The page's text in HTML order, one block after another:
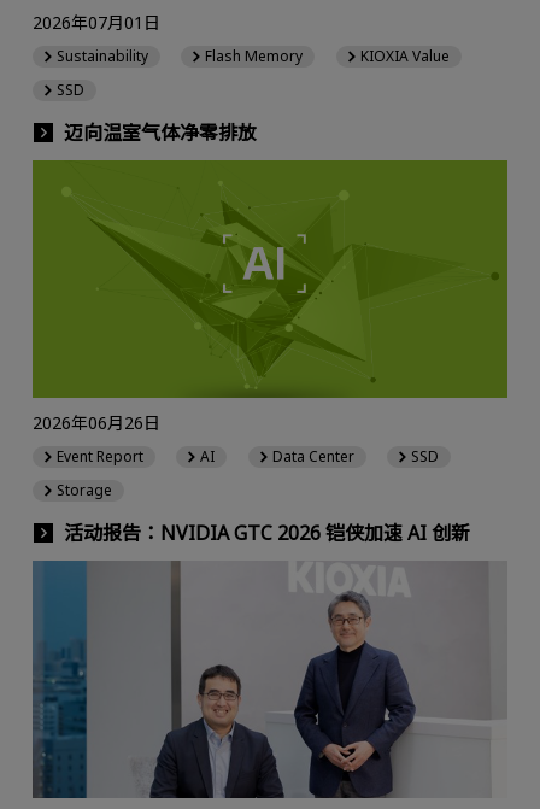
迈向温室气体净零排放
2026年07月01日
Sustainability Flash Memory
KIOXIA Value
SSD
活动报告：NVIDIA GTC 2026 铠侠加速 AI 创新
2026年06月26日
Event Report AI Data Center
SSD
Storage